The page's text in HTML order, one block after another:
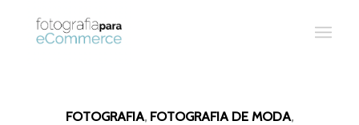
FOTOGRAFIA, FOTOGRAFIA DE MODA,